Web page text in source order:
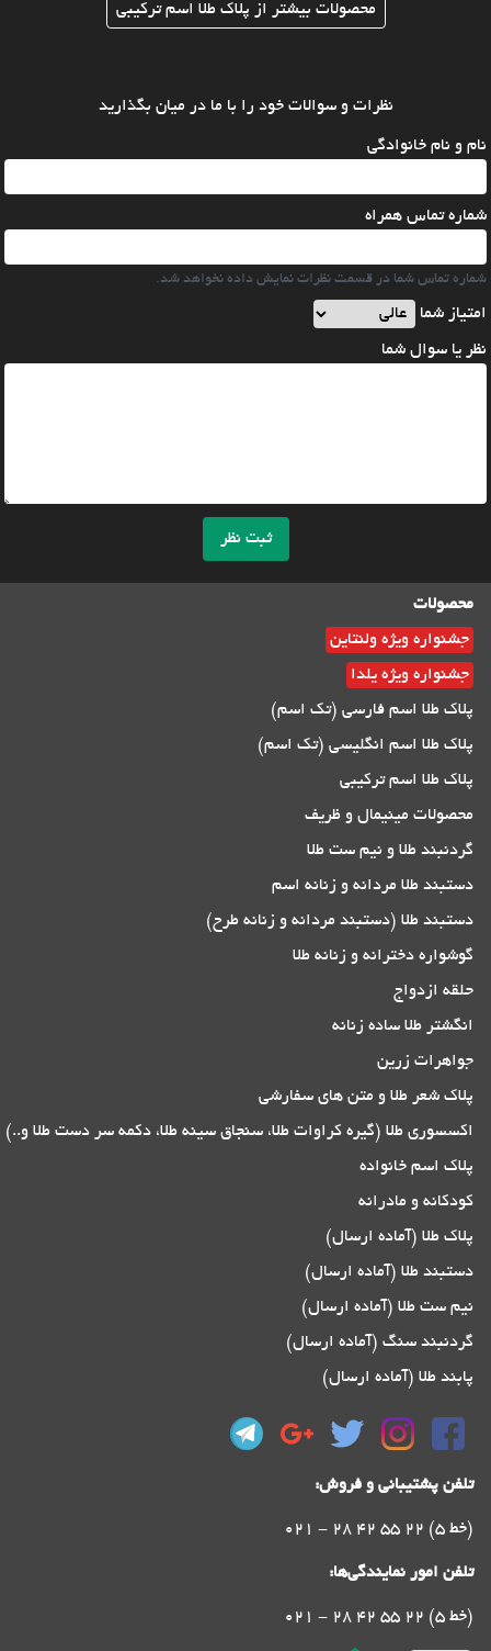
محصولات بیشتر از پلاک طلا اسم ترکیبی
نظرات و سوالات خود را با ما در میان بگذارید
نام و نام خانوادگی
شماره تماس همراه
شماره تماس شما در قسمت نظرات نمایش داده نخواهد شد.
امتیاز شما
نظر یا سوال شما
ثبت نظر
محصولات
جشنواره ویژه ولنتاین
جشنواره ویژه یلدا
پلاک طلا اسم فارسی (تک اسم)
پلاک طلا اسم انگلیسی (تک اسم)
پلاک طلا اسم ترکیبی
محصولات مینیمال و ظریف
گردنبند طلا و نیم ست طلا
دستبند طلا مردانه و زنانه اسم
دستبند طلا (دستبند مردانه و زنانه طرح)
گوشواره دخترانه و زنانه طلا
حلقه ازدواج
انگشتر طلا ساده زنانه
جواهرات زرین
پلاک شعر طلا و متن های سفارشی
اکسسوری طلا (گیره کراوات طلا، سنجاق سینه طلا، دکمه سر دست طلا و..)
پلاک اسم خانواده
کودکانه و مادرانه
پلاک طلا (آماده ارسال)
دستبند طلا (آماده ارسال)
نیم ست طلا (آماده ارسال)
گردنبند سنگ (آماده ارسال)
پابند طلا (آماده ارسال)
تلفن پشتیبانی و فروش:
021 - 28 42 55 22 (5 خط)
تلفن امور نمایندگی‌ها:
021 - 28 42 55 22 (5 خط)